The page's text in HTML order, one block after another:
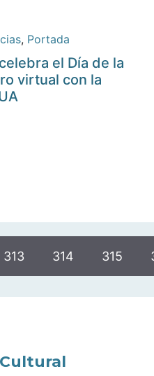
, Portada
el Día de la
virtual con la
313 314 315